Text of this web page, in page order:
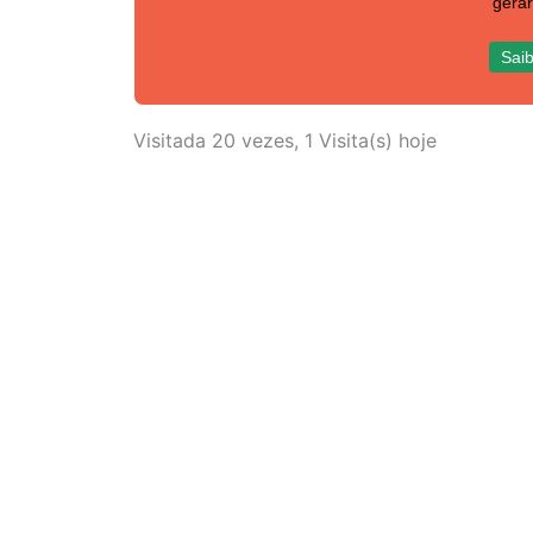
Visitada 20 vezes, 1 Visita(s) hoje